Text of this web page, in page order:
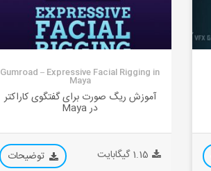
Gumroad – Expressive Facial Rigging in
Maya
آموزش ریگ صورت برای گفتگوی کاراکتر
در Maya
1.15 گیگابایت توضیحات